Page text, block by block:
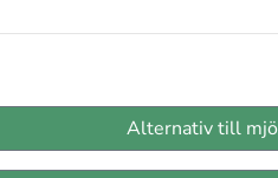
Alternativ till